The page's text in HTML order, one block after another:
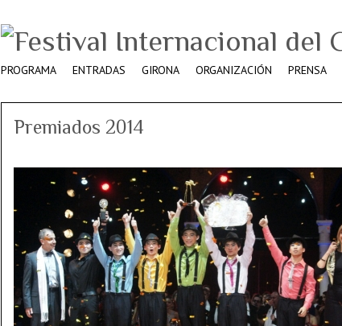
PROGRAMA ENTRADAS GIRONA ORGANIZACIÓN PRENSA
Premiados 2014